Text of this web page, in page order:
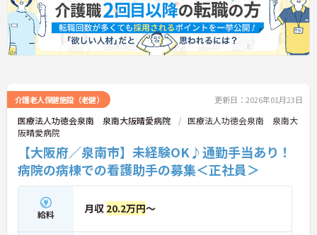
介護老人保健施設（老健） 更新日：2026年01月23日
医療法人功徳会泉南 泉南大阪晴愛病院
医療法人功徳会泉南 泉南大
阪晴愛病院
【大阪府／泉南市】未経験OK♪通勤手当あり！
病院の病棟での看護助手の募集＜正社員＞
給料 月収 20.2万円～